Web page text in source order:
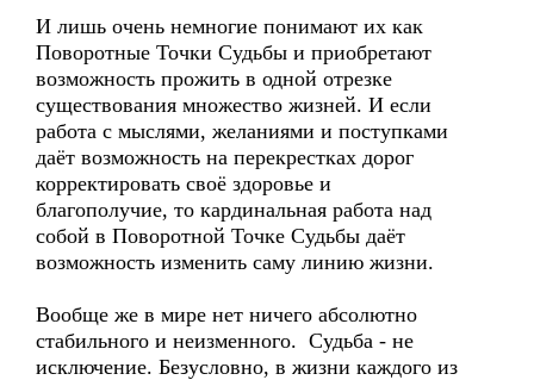
И лишь очень немногие понимают их как
Поворотные Точки Судьбы и приобретают
возможность прожить в одной отрезке
существования множество жизней. И если
работа с мыслями, желаниями и поступками
даёт возможность на перекрестках дорог
корректировать своё здоровье и
благополучие, то кардинальная работа над
собой в Поворотной Точке Судьбы даёт
возможность изменить саму линию жизни.
Вообще же в мире нет ничего абсолютно
стабильного и неизменного. Судьба - не
исключение. Безусловно, в жизни каждого из